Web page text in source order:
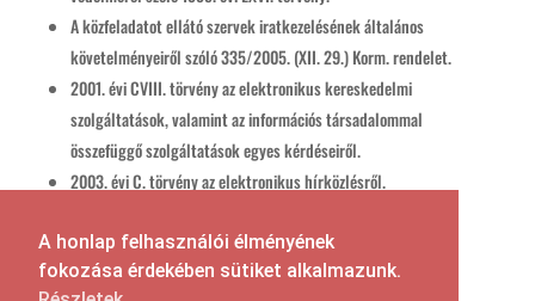
A közfeladatot ellátó szervek iratkezelésének általános
követelményeiről szóló 335/2005. (XII. 29.) Korm. rendelet.
2001. évi CVIII. törvény az elektronikus kereskedelmi
szolgáltatások, valamint az információs társadalommal
összefüggő szolgáltatások egyes kérdéseiről.
2003. évi C. törvény az elektronikus hírközlésről.
A honlap felhasználói élményének
fokozása érdekében sütiket alkalmazunk.